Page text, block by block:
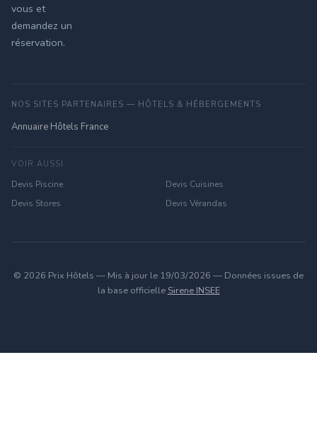
vous et
demandez un
réservation.
NOS SITES PARTENAIRES — HÔTELS & HÉBERGEMENTS
Annuaire Hôtels France
VOIR AUSSI
Devis Piscine
Devis Cuisines
Devis Stores
Devis Vérandas
© 2026 Prix Hôtels — Mis à jour le 19/03/2026 — Données issues de
la base officielle Sirene INSEE